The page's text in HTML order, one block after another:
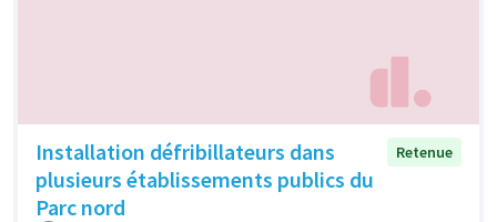
Installation défribillateurs dans
plusieurs établissements publics du
Parc nord
Retenue